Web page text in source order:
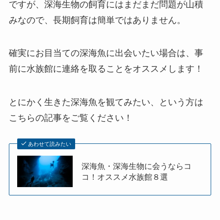
ですが、深海生物の飼育にはまだまだ問題が山積
みなので、長期飼育は簡単ではありません。
確実にお目当ての深海魚に出会いたい場合は、事
前に水族館に連絡を取ることをオススメします！
とにかく生きた深海魚を観てみたい、という方は
こちらの記事をご覧ください！
あわせて読みたい
深海魚・深海生物に会うならコ
コ！オススメ水族館８選